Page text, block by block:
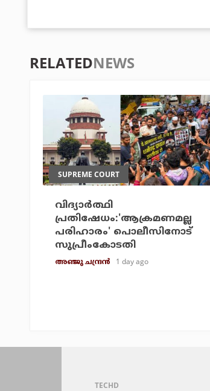
RELATEDNEWS
SUPREME COURT
വിദ്യാര്‍ത്ഥി
പ്രതിഷേധം:'ആക്രമണമല്ല
പരിഹാരം' പൊലീസിനോട്
സുപ്രീംകോടതി
അഞ്ജു ചന്ദ്രന്‍ 1 day ago
TECHD